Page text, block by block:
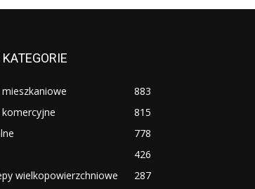
883
815
778
426
wielkopowierzchniowe
287